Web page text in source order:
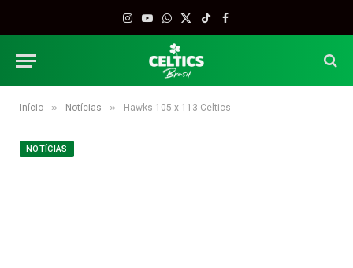
Instagram
YouTube
WhatsApp
X
TikTokFacebook
Início » Notícias » Hawks 105 x 113 Celtics
NOTÍCIAS